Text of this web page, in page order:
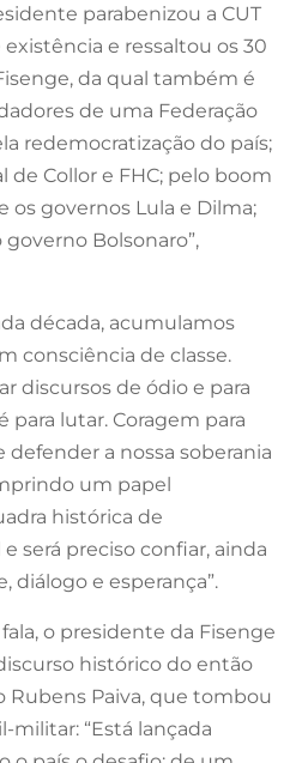
parabenizou a CUT
e ressaltou os 30
da qual também é
de uma Federação
redemocratização do país;
de Collor e FHC; pelo boom
os governos Lula e Dilma;
Bolsonaro”,
década, acumulamos
consciência de classe.
discursos de ódio e para
para lutar. Coragem para
defender a nossa soberania
um papel
histórica de
será preciso confiar, ainda
diálogo e esperança”.
o presidente da Fisenge
histórico do então
Paiva, que tombou
militar: “Está lançada